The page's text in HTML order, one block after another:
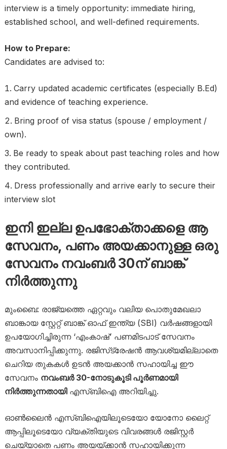
interview is a timely opportunity: immediate hiring,
established school, and well-defined requirements.
How to Prepare:
Candidates are advised to:
Carry updated academic certificates (especially B.Ed)
and evidence of teaching experience.
Bring proof of visa status (spouse / employment /
own).
Be ready to speak about past teaching roles and how
they contributed.
Dress professionally and arrive early to secure their
interview slot
ഇനി ഇല്ല ഉപഭോക്താക്കളെ ആ
സേവനം, പണം അയക്കാനുള്ള ഒരു
സേവനം നവംബർ 30ന് ബാങ്ക്
നിർത്തുന്നു
മുംബൈ: രാജ്യത്തെ ഏറ്റവും വലിയ പൊതുമേഖലാ
ബാങ്കായ സ്റ്റേറ്റ് ബാങ്ക് ഓഫ് ഇന്ത്യ (SBI) വർഷങ്ങളായി
ഉപയോഗിച്ചിരുന്ന ‘എംകാഷ്’ പണമിടപാട് സേവനം
അവസാനിപ്പിക്കുന്നു. രജിസ്‌ട്രേഷൻ ആവശ്യമില്ലാതെ
ചെറിയ തുകകൾ ഉടൻ അയക്കാൻ സഹായിച്ച ഈ
സേവനം നവംബർ 30-നോടുകൂടി പൂർണമായി
നിർത്തുന്നതായിഎസ്‌ബിഐ അറിയിച്ചു.
ഓൺലൈൻ എസ്‌ബിഐയിലൂടെയോ യോനോ ലൈറ്റ്
ആപ്പിലൂടെയോ വ്യക്തിയുടെ വിവരങ്ങൾ രജിസ്റ്റർ
ചെയ്യാതെ പണം അയയ്ക്കാൻ സഹായിക്കുന്ന